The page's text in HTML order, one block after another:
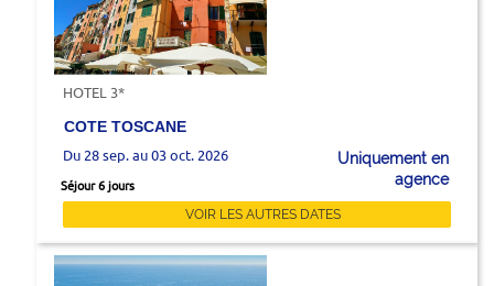
HOTEL 3*
COTE TOSCANE
Du 28 sep. au 03 oct. 2026
Séjour 6 jours
Uniquement en
agence
VOIR LES AUTRES DATES